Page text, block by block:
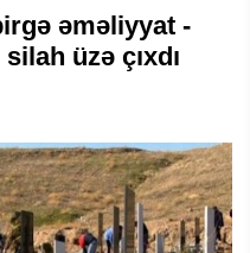
əməliyyat -
üzə çıxdı